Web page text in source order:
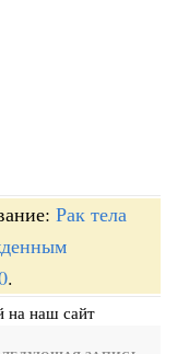
Рак тела
.
на наш сайт